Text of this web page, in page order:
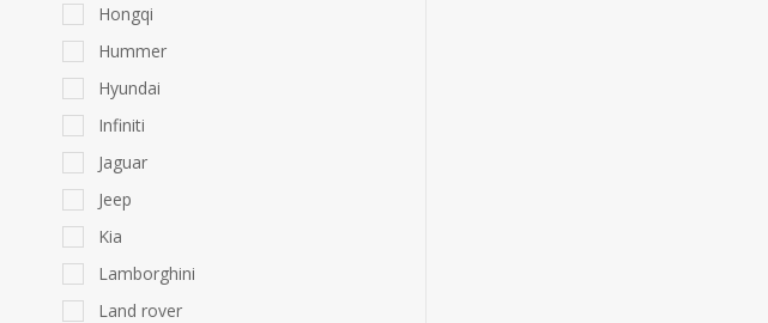
Hongqi
Hummer
Hyundai
Infiniti
Jaguar
Jeep
Kia
Lamborghini
Land rover